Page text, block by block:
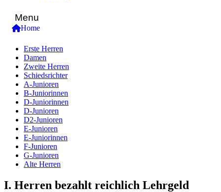
Menu
Home
Erste Herren
Damen
Zweite Herren
Schiedsrichter
A-Junioren
B-Juniorinnen
D-Juniorinnen
D-Junioren
D2-Junioren
E-Junioren
E-Juniorinnen
F-Junioren
G-Junioren
Alte Herren
I. Herren bezahlt reichlich Lehrgeld